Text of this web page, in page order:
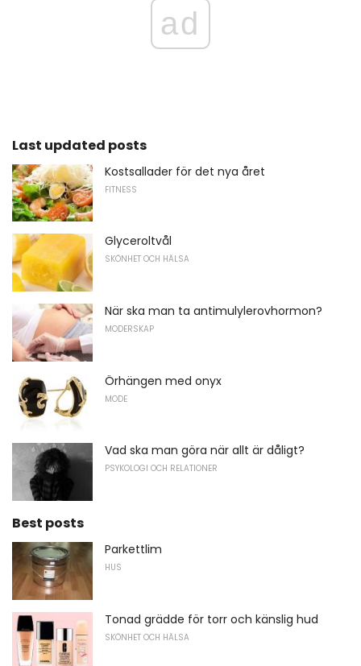
ad
Last updated posts
Kostsallader för det nya året
FITNESS
Glyceroltvål
SKÖNHET OCH HÄLSA
När ska man ta antimulylerovhormon?
MODERSKAP
Örhängen med onyx
MODE
Vad ska man göra när allt är dåligt?
PSYKOLOGI OCH RELATIONER
Best posts
Parkettlim
HUS
Tonad grädde för torr och känslig hud
SKÖNHET OCH HÄLSA